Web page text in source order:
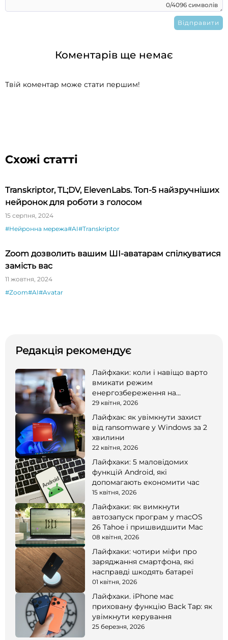
0/4096 символів
Коментарів ще немає
Твій коментар може стати першим!
Схожі статті
Transkriptor, TL;DV, ElevenLabs. Топ-5 найзручніших
нейронок для роботи з голосом
15 серпня, 2024
#Нейронна мережа#AI#Transkriptor
Zoom дозволить вашим ШІ-аватарам спілкуватися
замість вас
11 жовтня, 2024
#Zoom#AI#Avatar
Редакція рекомендує
Лайфхаки: коли і навіщо варто
вмикати режим
енергозбереження на
смартфоні
29 квітня, 2026
Лайфхак: як увімкнути захист
від ransomware у Windows за 2
хвилини
22 квітня, 2026
Лайфхаки: 5 маловідомих
функцій Android, які
допомагають економити час
15 квітня, 2026
Лайфхаки: як вимкнути
автозапуск програм у macOS
26 Tahoe і пришвидшити Mac
08 квітня, 2026
Лайфхаки: чотири міфи про
заряджання смартфона, які
насправді шкодять батареї
01 квітня, 2026
Лайфхаки. iPhone має
приховану функцію Back Tap: як
увімкнути керування
25 березня, 2026